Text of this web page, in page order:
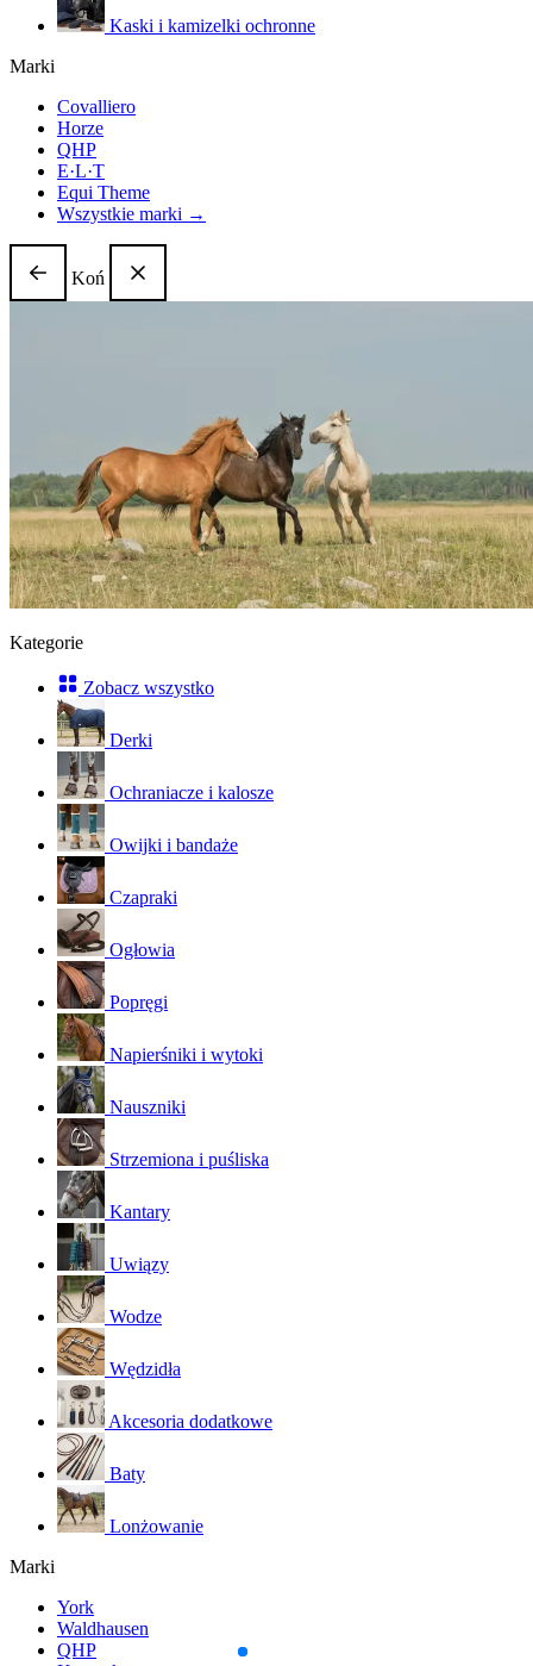
Kaski i kamizelki ochronne
Marki
Covalliero
Horze
QHP
E·L·T
Equi Theme
Wszystkie marki →
Koń
Kategorie
Zobacz wszystko
Derki
Ochraniacze i kalosze
Owijki i bandaże
Czapraki
Ogłowia
Popręgi
Napierśniki i wytoki
Nauszniki
Strzemiona i puśliska
Kantary
Uwiązy
Wodze
Wędzidła
Akcesoria dodatkowe
Baty
Lonżowanie
Marki
York
Waldhausen
QHP